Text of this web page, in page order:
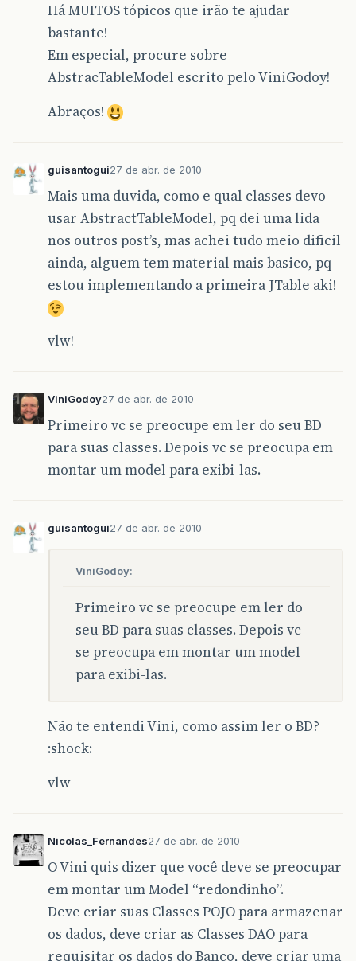
Há MUITOS tópicos que irão te ajudar
bastante!
Em especial, procure sobre
AbstracTableModel escrito pelo ViniGodoy!
Abraços!
guisantogui27 de abr. de 2010
Mais uma duvida, como e qual classes devo
usar AbstractTableModel, pq dei uma lida
nos outros post’s, mas achei tudo meio dificil
ainda, alguem tem material mais basico, pq
estou implementando a primeira JTable aki!
vlw!
ViniGodoy27 de abr. de 2010
Primeiro vc se preocupe em ler do seu BD
para suas classes. Depois vc se preocupa em
montar um model para exibi-las.
guisantogui27 de abr. de 2010
ViniGodoy:
Primeiro vc se preocupe em ler do
seu BD para suas classes. Depois vc
se preocupa em montar um model
para exibi-las.
Não te entendi Vini, como assim ler o BD?
:shock:
vlw
Nicolas_Fernandes27 de abr. de 2010
O Vini quis dizer que você deve se preocupar
em montar um Model “redondinho”.
Deve criar suas Classes POJO para armazenar
os dados, deve criar as Classes DAO para
requisitar os dados do Banco, deve criar uma